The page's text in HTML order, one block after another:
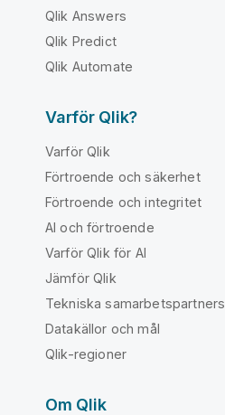
Qlik Answers
Qlik Predict
Qlik Automate
Varför Qlik?
Varför Qlik
Förtroende och säkerhet
Förtroende och integritet
AI och förtroende
Varför Qlik för AI
Jämför Qlik
Tekniska samarbetspartners
Datakällor och mål
Qlik-regioner
Om Qlik